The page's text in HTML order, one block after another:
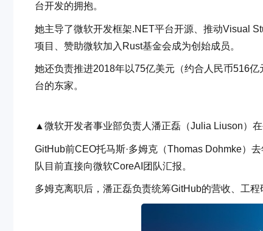
台开发的拥抱。
她主导了微软开发框架.NET平台开源、推动Visual
项目、赞助微软加入Rust基金会成为创始成员。
她还负责推进2018年以75亿美元（约合人民币516
台的东家。
▲微软开发者事业部负责人潘正磊（Julia Liuson）
GitHub前CEO托马斯·多姆克（Thomas Dohmke）
队目前直接向微软CoreAI团队汇报。
多姆克离职后，潘正磊负责统筹GitHub的营收、工程